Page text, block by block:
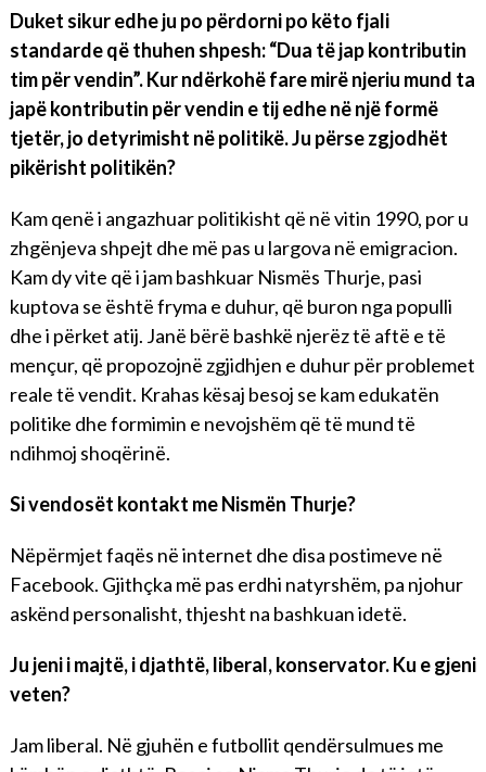
Duket sikur edhe ju po përdorni po këto fjali
standarde që thuhen shpesh: “Dua të jap kontributin
tim për vendin”. Kur ndërkohë fare mirë njeriu mund ta
japë kontributin për vendin e tij edhe në një formë
tjetër, jo detyrimisht në politikë. Ju përse zgjodhët
pikërisht politikën?
Kam qenë i angazhuar politikisht që në vitin 1990, por u
zhgënjeva shpejt dhe më pas u largova në emigracion.
Kam dy vite që i jam bashkuar Nismës Thurje, pasi
kuptova se është fryma e duhur, që buron nga populli
dhe i përket atij. Janë bërë bashkë njerëz të aftë e të
mençur, që propozojnë zgjidhjen e duhur për problemet
reale të vendit. Krahas kësaj besoj se kam edukatën
politike dhe formimin e nevojshëm që të mund të
ndihmoj shoqërinë.
Si vendosët kontakt me Nismën Thurje?
Nëpërmjet faqës në internet dhe disa postimeve në
Facebook. Gjithçka më pas erdhi natyrshëm, pa njohur
askënd personalisht, thjesht na bashkuan idetë.
Ju jeni i majtë, i djathtë, liberal, konservator. Ku e gjeni
veten?
Jam liberal. Në gjuhën e futbollit qendërsulmues me